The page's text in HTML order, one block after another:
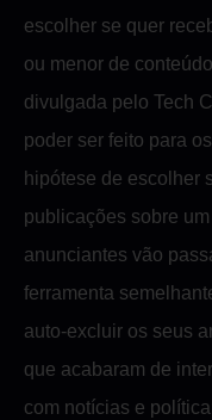
escolher se quer
ou menor de
divulgada pelo Tech
poder ser feito para
hipótese de escolher
publicações sobre
anunciantes vão
ferramenta
auto-excluir os seus
que acabaram de
com notícias e